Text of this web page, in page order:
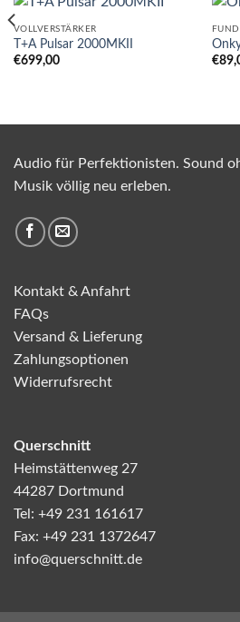
VOLLVERSTÄRKER
T+A Pulsar 2000MKII
€699,00
€
Audio für Perfektionisten. Sound
Musik völlig neu erleben.
Kontakt & Anfahrt
FAQs
Versand & Lieferung
Zahlungsoptionen
Widerrufsrecht
Querschnitt
Heimstättenweg 27
44287 Dortmund
Tel: +49 231 161617
Fax: +49 231 1372647
info@querschnitt.de